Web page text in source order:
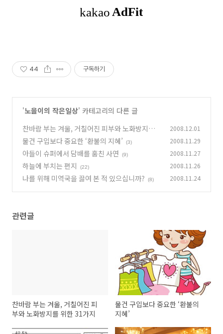
44 구독하기
'노을이의 작은일상' 카테고리의 다른 글
찬바람 부는 겨울, 거칠어진 피부와 노화방지를
위한 31가지
(12)
2008.12.01
물건 구입보다 중요한 ‘환불의 지혜’ (3) 2008.11.29
아들이 슈퍼에서 담배를 훔친 사연 (9) 2008.11.27
하늘에 부치는 편지 (22) 2008.11.26
나를 위해 미역국을 끓여 본 적 있으십니까? (8) 2008.11.24
관련글
찬바람 부는 겨울, 거칠어진 피
부와 노화방지를 위한 31가지
물건 구입보다 중요한 ‘환불의
지혜’